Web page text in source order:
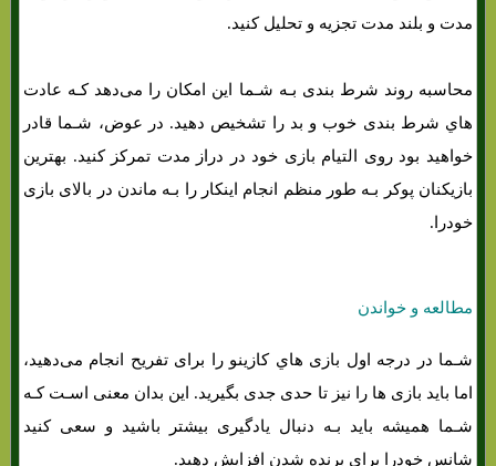
مدت و بلند مدت تجزیه و تحلیل کنید.
محاسبه روند شرط بندی بـه شـما این امکان را می‌دهد کـه عادت
هاي‌ شرط بندی خوب و بد را تشخیص دهید. در عوض، شـما قادر
خواهید بود روی التیام بازی خود در دراز مدت تمرکز کنید. بهترین
بازیکنان پوکر بـه طور منظم انجام اینکار را بـه ماندن در بالای بازی
خودرا.
مطالعه و خواندن
شـما در درجه اول بازی هاي‌ کازینو را برای تفریح ​​انجام می‌دهید،
اما باید بازی ها را نیز تا حدی جدی بگیرید. این بدان معنی اسـت کـه
شـما همیشه باید بـه دنبال یادگیری بیشتر باشید و سعی کنید
شانس خودرا برای برنده شدن افزایش دهید.